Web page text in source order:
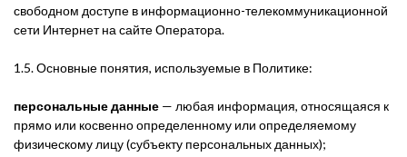
свободном доступе в информационно-телекоммуникационной
сети Интернет на сайте Оператора.
1.5. Основные понятия, используемые в Политике:
персональные данные — любая информация, относящаяся к
прямо или косвенно определенному или определяемому
физическому лицу (субъекту персональных данных);